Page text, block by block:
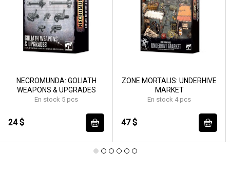
NECROMUNDA: GOLIATH
WEAPONS & UPGRADES
En stock 5 pcs
24 $
ZONE MORTALIS: UNDERHIVE
MARKET
En stock 4 pcs
47 $